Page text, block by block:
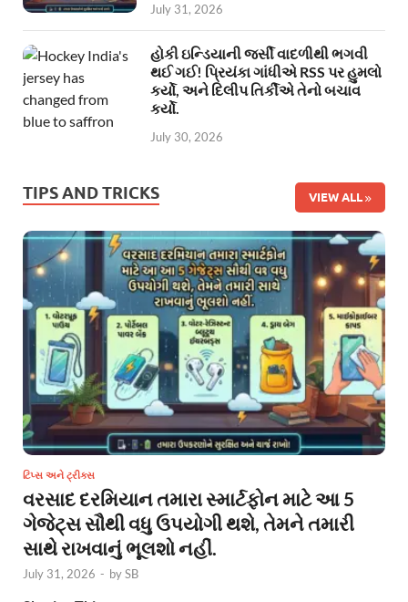
July 31, 2026
હોકી ઇન્ડિયાની જર્સી વાદળીથી ભગવી
થઈ ગઈ! પ્રિયંકા ગાંધીએ RSS પર હુમલો
કર્યો, અને દિલીપ તિર્કીએ તેનો બચાવ
કર્યો.
July 30, 2026
TIPS AND TRICKS VIEW ALL
ટિપ્સ અને ટ્રીક્સ
વરસાદ દરમિયાન તમારા સ્માર્ટફોન માટે આ 5
ગેજેટ્સ સૌથી વધુ ઉપયોગી થશે, તેમને તમારી
સાથે રાખવાનું ભૂલશો નહીં.
July 31, 2026 - bySB